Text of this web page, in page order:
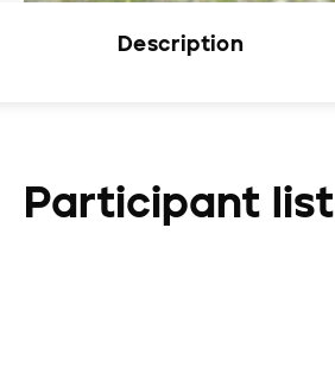
Description
Participant list